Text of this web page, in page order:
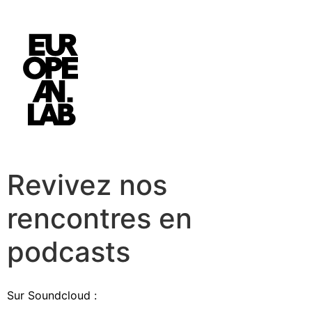
Revivez nos
rencontres en
podcasts
Sur Soundcloud :